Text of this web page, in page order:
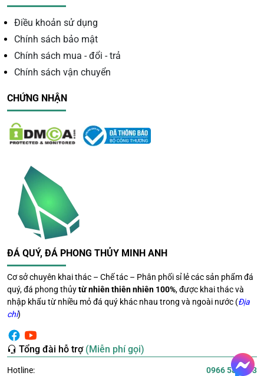
Thu hút tài lộc và may mắn
Trong phong thủy, thạch anh tím được xem là viên đá
mang năng lượng của sự thịnh vượng. Khi đặt đúng vị trí,
sản phẩm có thể giúp kích hoạt cung tài lộc, hỗ trợ công
Mang lại bình an và cân bằng
cảm xúc
con người cảm thấy thư giãn, giảm căng thẳng và cải
thiện chất lượng giấc ngủ. Đây cũng là lý do nhiều người
đặt đá trong phòng ngủ hoặc không gian thiền.
Tăng cường trí tuệ và sự tập
trung
Màu tím đại diện cho trí tuệ và trực giác. Những người
làm việc sáng tạo, nghiên cứu hoặc học tập thường sử
dụng thạch anh tím để hỗ trợ tinh thần minh mẫn và
nâng cao hiệu suất công việc.
Điều khoản sử dụng
Chính sách bảo mật
Chính sách mua - đổi - trả
Chính sách vận chuyển
CHỨNG NHẬN
ĐÁ QUÝ, ĐÁ PHONG THỦY MINH ANH
Cơ sở chuyên khai thác – Chế tác – Phân phối sỉ lẻ các sản phẩm đá
quý, đá phong thủytừ nhiên thiên nhiên 100%, được khai thác và
nhập khẩu từ nhiều mỏ đá quý khác nhau trong và ngoài nước (Địa
chỉ)
Tổng đài hỗ trợ (Miễn phí gọi)
Hotline: 0966 581 393